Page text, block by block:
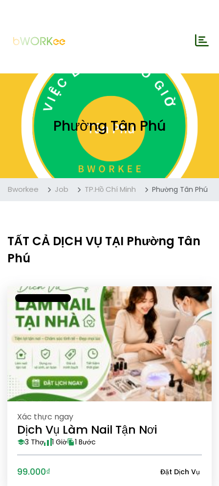
Phường Tân Phú
Bworkee Job TP.Hồ Chí Minh Phường Tân Phú
TẤT CẢ DỊCH VỤ TẠI Phường Tân
Phú
Xác thực ngay
Dịch Vụ Làm Nail Tận Nơi
3 Thợ 1 Giờ 1 Bước
99.000₫ Đặt Dịch Vụ